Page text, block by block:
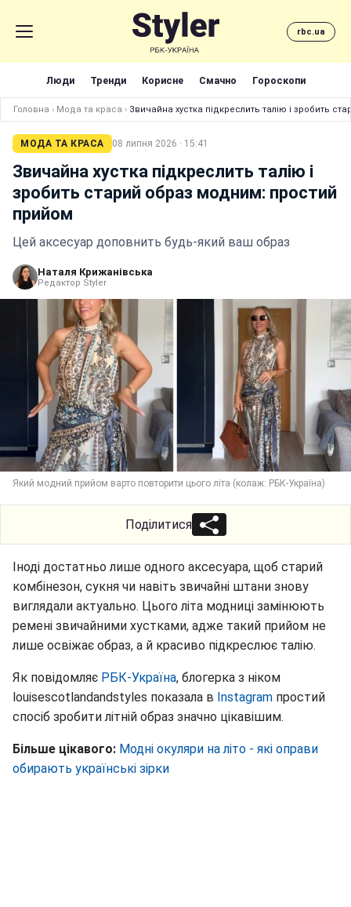
rbc.ua
Люди Тренди Корисне Смачно Гороскопи
Головна › Мода та краса › Звичайна хустка підкреслить талію і зробить
МОДА ТА КРАСА 08 липня 2026 · 15:41
Звичайна хустка підкреслить талію і
зробить старий образ модним: простий
прийом
Цей аксесуар доповнить будь-який ваш образ
Наталя Крижанівська
Редактор Styler
Який модний прийом варто повторити цього літа (колаж: РБК-Україна)
Поділитися
Іноді достатньо лише одного аксесуара, щоб старий
комбінезон, сукня чи навіть звичайні штани знову
виглядали актуально. Цього літа модниці замінюють
ремені звичайними хустками, адже такий прийом не
лише освіжає образ, а й красиво підкреслює талію.
Як повідомляє РБК-Україна, блогерка з ніком
louisescotlandandstyles показала в Instagram простий
спосіб зробити літній образ значно цікавішим.
Більше цікавого: Модні окуляри на літо - які оправи
обирають українські зірки